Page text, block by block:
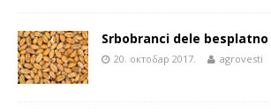
Srbobranci dele
20. октобар 2017. agrovesti